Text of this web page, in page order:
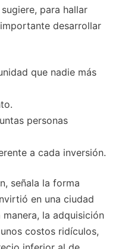
para hallar
desarrollar
que nadie más
personas
a cada inversión.
señala la forma
en una ciudad
la adquisición
costos ridículos,